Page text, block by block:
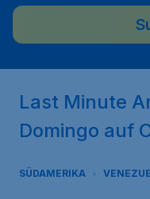
Last Minute
Domingo auf
SÜDAMERIKA